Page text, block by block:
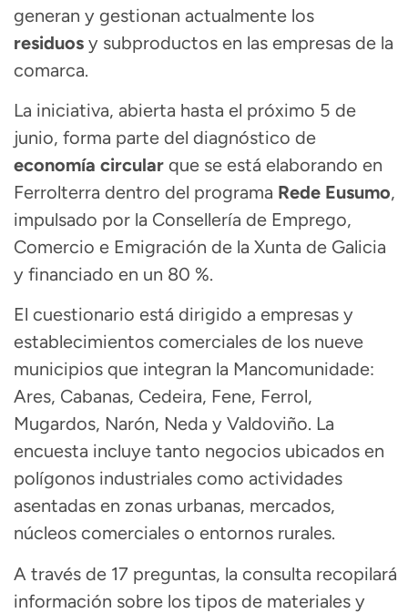
generan y gestionan actualmente los
residuos y subproductos en las empresas de la
comarca.
La iniciativa, abierta hasta el próximo 5 de
junio, forma parte del diagnóstico de
economía circular que se está elaborando en
Ferrolterra dentro del programa Rede Eusumo,
impulsado por la Consellería de Emprego,
Comercio e Emigración de la Xunta de Galicia
y financiado en un 80 %.
El cuestionario está dirigido a empresas y
establecimientos comerciales de los nueve
municipios que integran la Mancomunidade:
Ares, Cabanas, Cedeira, Fene, Ferrol,
Mugardos, Narón, Neda y Valdoviño. La
encuesta incluye tanto negocios ubicados en
polígonos industriales como actividades
asentadas en zonas urbanas, mercados,
núcleos comerciales o entornos rurales.
A través de 17 preguntas, la consulta recopilará
información sobre los tipos de materiales y